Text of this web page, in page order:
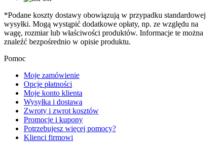
*Podane koszty dostawy obowiązują w przypadku standardowej
wysyłki. Mogą wystąpić dodatkowe opłaty, np. ze względu na
wagę, rozmiar lub właściwości produktów. Informacje te można
znaleźć bezpośrednio w opisie produktu.
Pomoc
Moje zamówienie
Opcje płatności
Moje konto klienta
Wysyłka i dostawa
Zwroty i zwrot kosztów
Promocje i kupony
Potrzebujesz więcej pomocy?
Klienci firmowi